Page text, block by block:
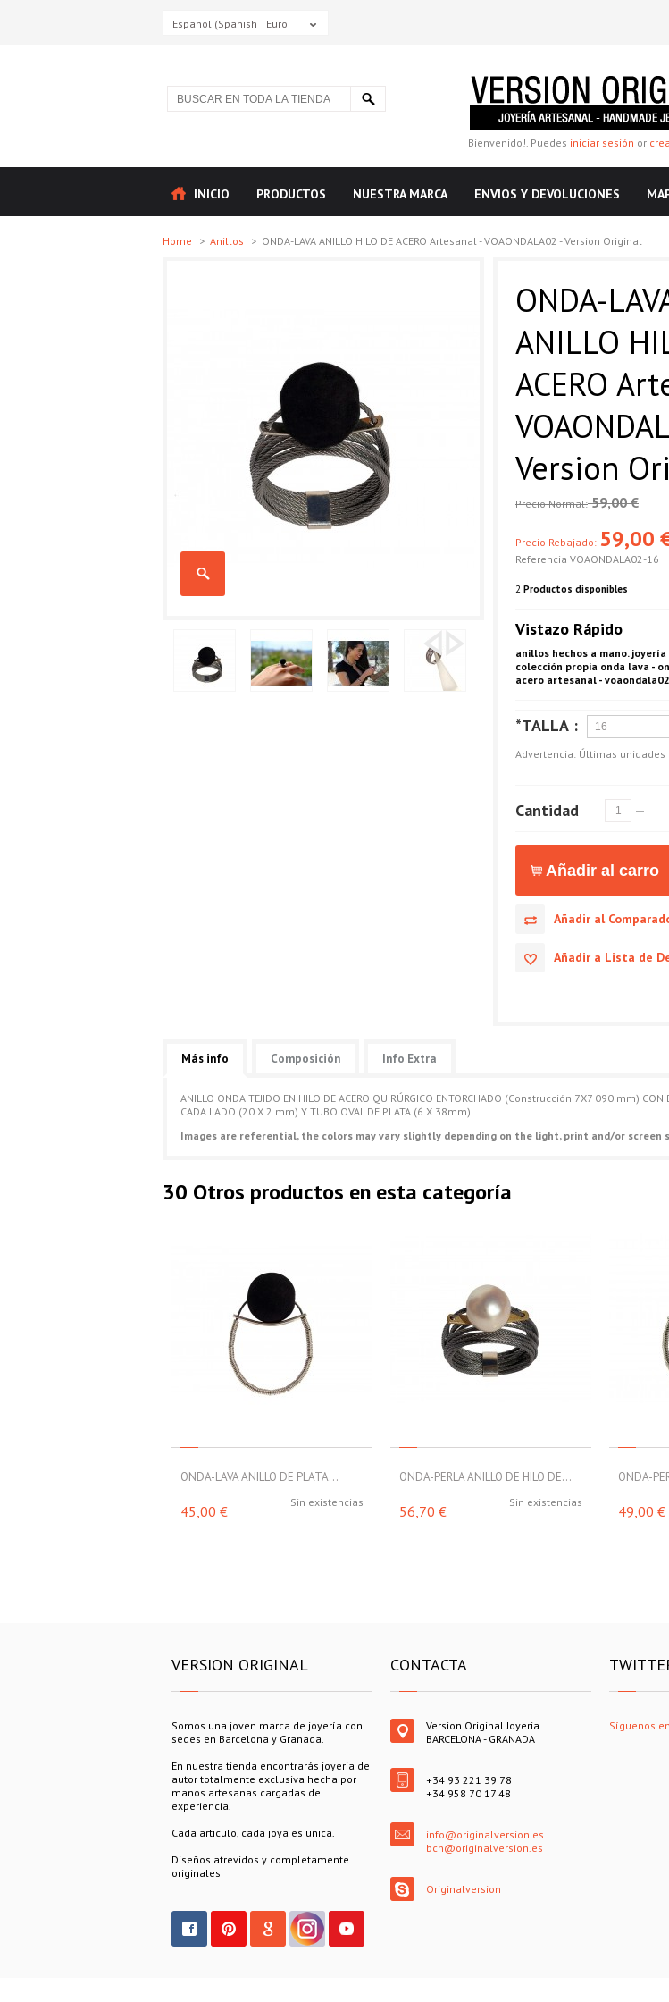
Español (Spanish) Euro
Bienvenido!. Puedes iniciar sesión or
INICIO PRODUCTOS NUESTRA MARCA ENVIOS Y DEVOLUCIONES
Home > Anillos > ONDA-LAVA ANILLO HILO DE ACERO Artesanal - VOAONDALA02 - Version Original
ONDA-
ANILLO
ACERO
Version
Precio Normal: 59,00 €
Precio Rebajado: 59,00
Referencia VOAONDALA02-16
2 Productos disponibles
Vistazo Rápido
anillos hechos a mano.
colección propia onda lava -
acero artesanal - voaondala02
*TALLA :
Advertencia: Últimas
Cantidad
Añadir al
Añadir a Lista de
Más info Composición Info Extra
ANILLO ONDA TEJIDO EN HILO DE ACERO QUIRÚRGICO ENTORCHADO (Construcción 7X7 090 mm)
CADA LADO (20 X 2 mm) Y TUBO OVAL DE PLATA (6 X 38mm).
Images are referential, the colors may vary slightly depending on the light, print and/or screen
30 Otros productos en esta categoría
ONDA-LAVA ANILLO DE PLATA...
Sin existencias
45,00 €
ONDA-PERLA ANILLO DE HILO DE...
Sin existencias
56,70 €
ONDA-
49,00 €
VERSION ORIGINAL
Somos una joven marca de joyería con
sedes en Barcelona y Granada.
En nuestra tienda encontrarás joyeria de
autor totalmente exclusiva hecha por
manos artesanas cargadas de
experiencia.
Cada articulo, cada joya es unica.
Diseños atrevidos y completamente
originales
CONTACTA
Version Original Joyeria
BARCELONA - GRANADA
+34 93 221 39 78
+34 958 70 17 48
info@originalversion.es
bcn@originalversion.es
Originalversion
Síguenos